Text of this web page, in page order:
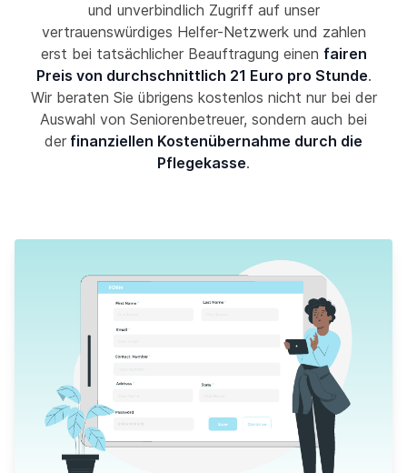
und unverbindlich Zugriff auf unser
vertrauenswürdiges Helfer-Netzwerk und zahlen
erst bei tatsächlicher Beauftragung einen fairen
Preis von durchschnittlich 21 Euro pro Stunde.
Wir beraten Sie übrigens kostenlos nicht nur bei der
Auswahl von Seniorenbetreuer, sondern auch bei
der finanziellen Kostenübernahme durch die
Pflegekasse.